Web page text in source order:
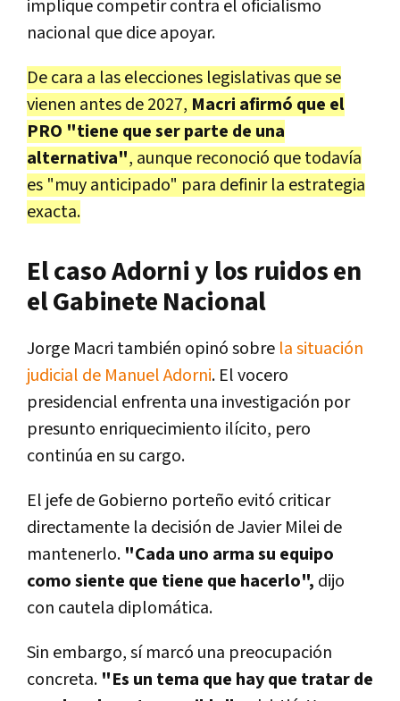
implique competir contra el oficialismo
nacional que dice apoyar.
De cara a las elecciones legislativas que se
vienen antes de 2027, Macri afirmó que el
PRO "tiene que ser parte de una
alternativa", aunque reconoció que todavía
es "muy anticipado" para definir la estrategia
exacta.
El caso Adorni y los ruidos en
el Gabinete Nacional
Jorge Macri también opinó sobre la situación
judicial de Manuel Adorni. El vocero
presidencial enfrenta una investigación por
presunto enriquecimiento ilícito, pero
continúa en su cargo.
El jefe de Gobierno porteño evitó criticar
directamente la decisión de Javier Milei de
mantenerlo. "Cada uno arma su equipo
como siente que tiene que hacerlo", dijo
con cautela diplomática.
Sin embargo, sí marcó una preocupación
concreta. "Es un tema que hay que tratar de